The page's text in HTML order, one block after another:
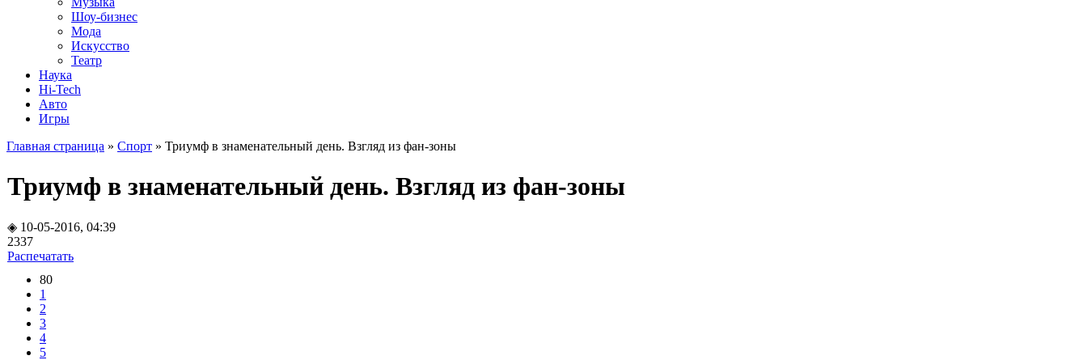
Шоу-бизнес
Мода
Искусство
Театр
Наука
Hi-Tech
Авто
Игры
Главная страница » Спорт » Триумф в знаменательный день. Взгляд из фан-зоны
Триумф в знаменательный день. Взгляд из фан-зоны
◈ 10-05-2016, 04:39
2337
Распечатать
80
1
2
3
4
5